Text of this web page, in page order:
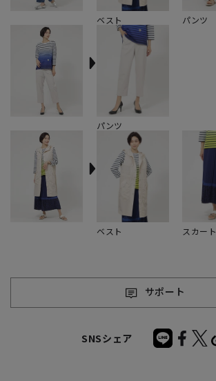
ベスト パンツ
パンツ
ベスト スカート
サポート
SNSシェア